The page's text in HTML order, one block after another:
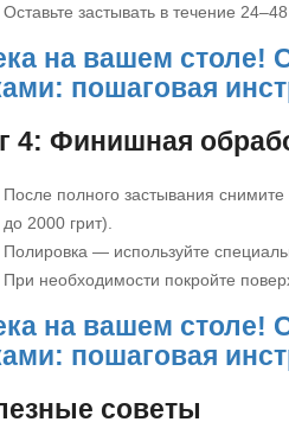
Оставьте застывать в течение 24–48
4: Финишная
После полного застывания
до 2000 грит).
Полировка — используйте
При необходимости покройте
советы